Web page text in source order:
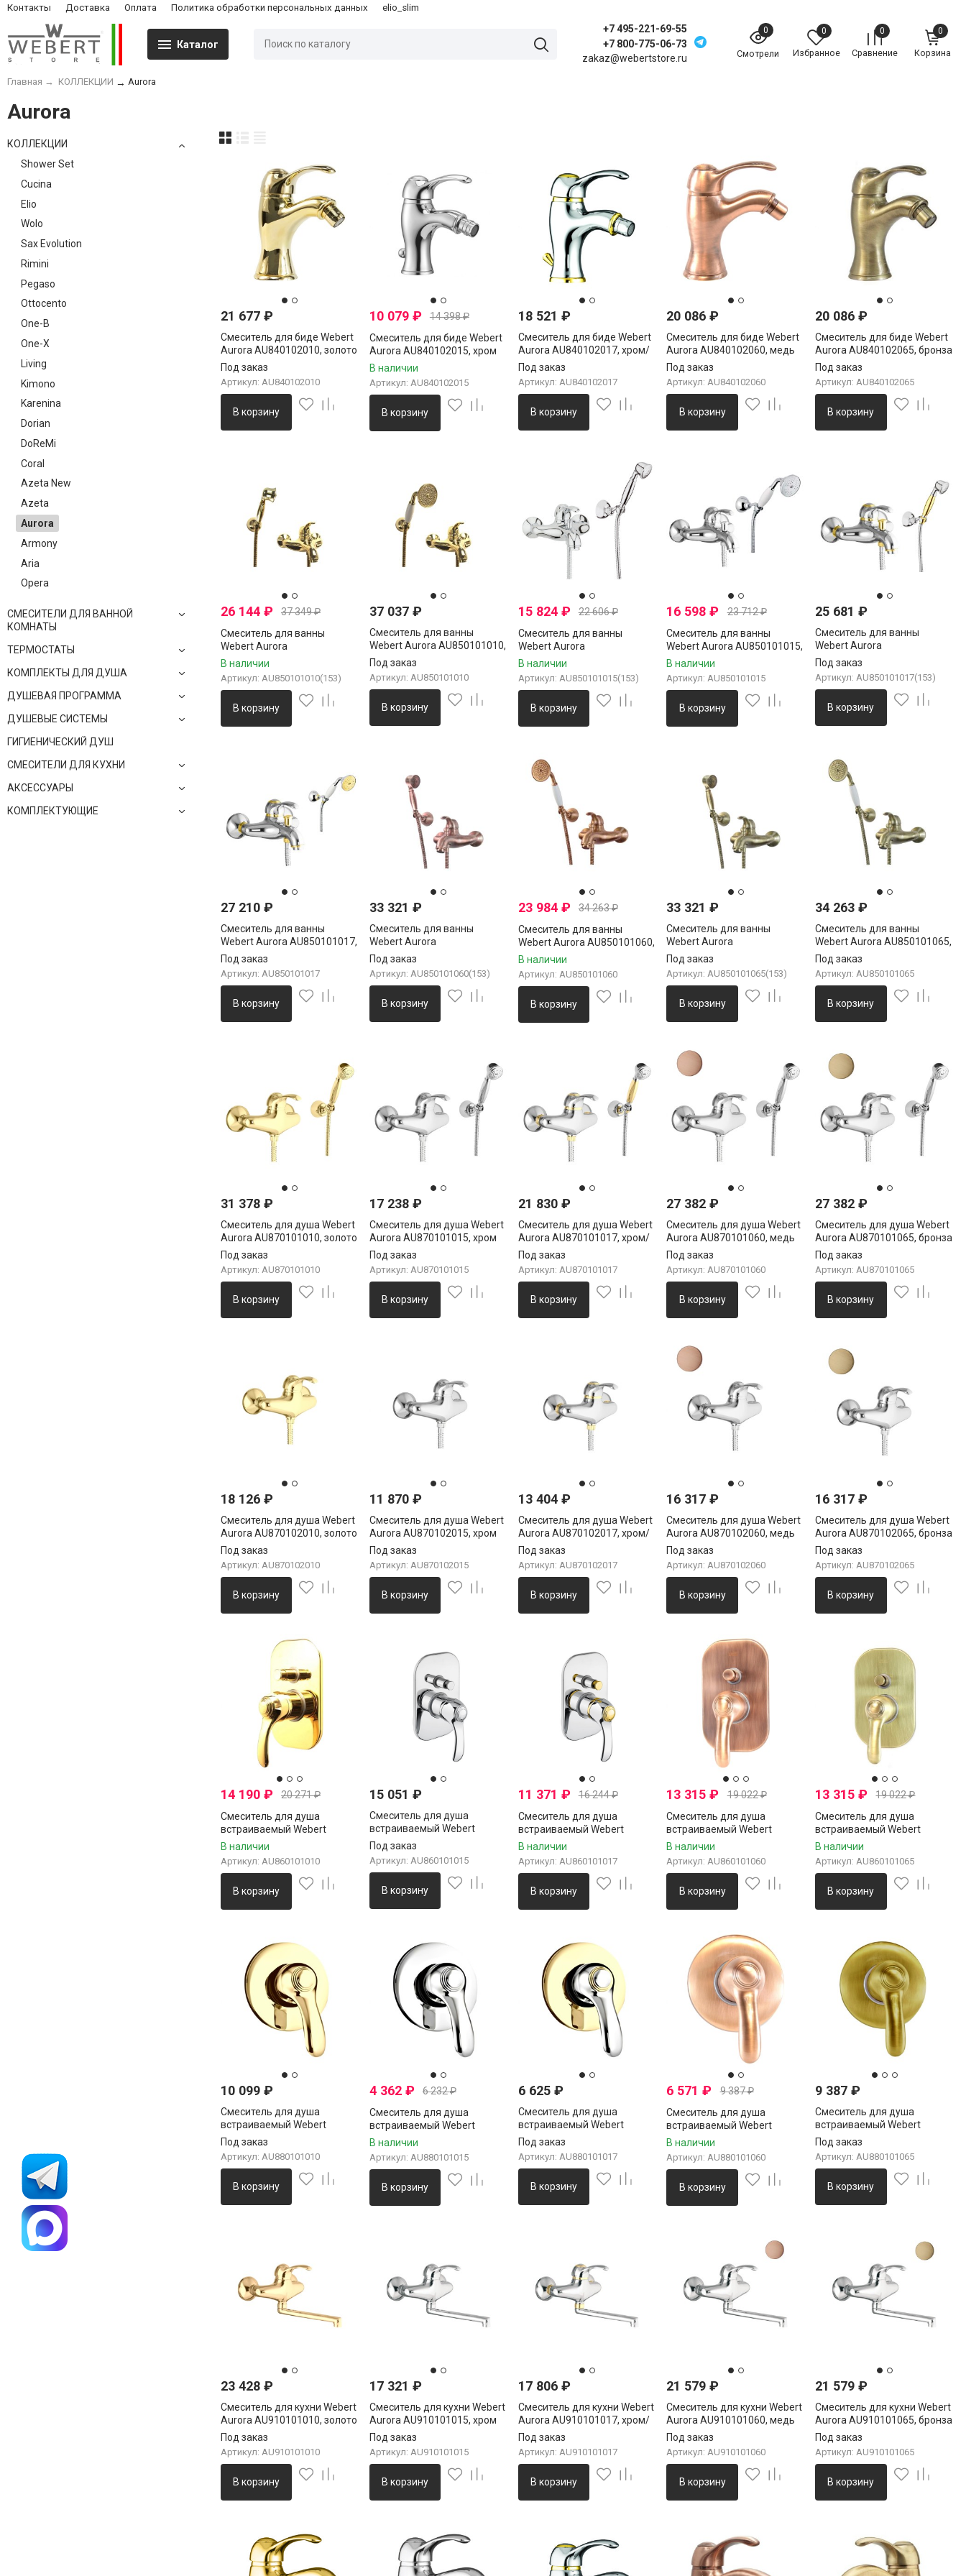
Контакты Доставка Оплата Политика обработки персональных данных elio_slim
Каталог
+7 495-221-69-55
+7 800-775-06-73
zakaz@webertstore.ru
0
Смотрели
0
Избранное
0
Сравнение
0
Корзина
Главная → КОЛЛЕКЦИИ → Aurora
Aurora
КОЛЛЕКЦИИ
Shower Set
Cucina
Elio
Wolo
Sax Evolution
Rimini
Pegaso
Ottocento
One-B
One-X
Living
Kimono
Karenina
Dorian
DoReMi
Coral
Azeta New
Azeta
Aurora
Armony
Aria
Opera
СМЕСИТЕЛИ ДЛЯ ВАННОЙ
КОМНАТЫ
ТЕРМОСТАТЫ
КОМПЛЕКТЫ ДЛЯ ДУША
ДУШЕВАЯ ПРОГРАММА
ДУШЕВЫЕ СИСТЕМЫ
ГИГИЕНИЧЕСКИЙ ДУШ
СМЕСИТЕЛИ ДЛЯ КУХНИ
АКСЕССУАРЫ
КОМПЛЕКТУЮЩИЕ
21 677 ₽
Смеситель для биде Webert
Aurora AU840102010, золото
Под заказ
Артикул: AU840102010
В корзину
10 079 ₽ 14 398₽
Смеситель для биде Webert
Aurora AU840102015, хром
В наличии
Артикул: AU840102015
В корзину
18 521 ₽
Смеситель для биде Webert
Aurora AU840102017, хром/
золото
Под заказ
Артикул: AU840102017
В корзину
20 086₽
Смеситель для биде Webert
Aurora AU840102060, медь
Под заказ
Артикул: AU840102060
В корзину
20 086₽
Смеситель для биде Webert
Aurora AU840102065, бронза
Под заказ
Артикул: AU840102065
В корзину
26 144 ₽ 37 349₽
Смеситель для ванны
Webert Aurora
AU850101010(153), золото
В наличии
Артикул: AU850101010(153)
В корзину
37 037 ₽
Смеситель для ванны
Webert Aurora AU850101010,
золото
Под заказ
Артикул: AU850101010
В корзину
15 824 ₽ 22 606₽
Смеситель для ванны
Webert Aurora
AU850101015(153), хром
В наличии
Артикул: AU850101015(153)
В корзину
16 598₽ 23 712₽
Смеситель для ванны
Webert Aurora AU850101015,
хром
В наличии
Артикул: AU850101015
В корзину
25 681₽
Смеситель для ванны
Webert Aurora
AU850101017(153), хром/
золото
Под заказ
Артикул: AU850101017(153)
В корзину
27 210 ₽
Смеситель для ванны
Webert Aurora AU850101017,
хром/золото
Под заказ
Артикул: AU850101017
В корзину
33 321 ₽
Смеситель для ванны
Webert Aurora
AU850101060(153), медь
Под заказ
Артикул: AU850101060(153)
В корзину
23 984 ₽ 34 263₽
Смеситель для ванны
Webert Aurora AU850101060,
медь
В наличии
Артикул: AU850101060
В корзину
33 321₽
Смеситель для ванны
Webert Aurora
AU850101065(153), бронза
Под заказ
Артикул: AU850101065(153)
В корзину
34 263₽
Смеситель для ванны
Webert Aurora AU850101065,
бронза
Под заказ
Артикул: AU850101065
В корзину
31 378 ₽
Смеситель для душа Webert
Aurora AU870101010, золото
Под заказ
Артикул: AU870101010
В корзину
17 238 ₽
Смеситель для душа Webert
Aurora AU870101015, хром
Под заказ
Артикул: AU870101015
В корзину
21 830 ₽
Смеситель для душа Webert
Aurora AU870101017, хром/
золото
Под заказ
Артикул: AU870101017
В корзину
27 382₽
Смеситель для душа Webert
Aurora AU870101060, медь
Под заказ
Артикул: AU870101060
В корзину
27 382₽
Смеситель для душа Webert
Aurora AU870101065, бронза
Под заказ
Артикул: AU870101065
В корзину
18 126 ₽
Смеситель для душа Webert
Aurora AU870102010, золото
Под заказ
Артикул: AU870102010
В корзину
11 870 ₽
Смеситель для душа Webert
Aurora AU870102015, хром
Под заказ
Артикул: AU870102015
В корзину
13 404 ₽
Смеситель для душа Webert
Aurora AU870102017, хром/
золото
Под заказ
Артикул: AU870102017
В корзину
16 317₽
Смеситель для душа Webert
Aurora AU870102060, медь
Под заказ
Артикул: AU870102060
В корзину
16 317₽
Смеситель для душа Webert
Aurora AU870102065, бронза
Под заказ
Артикул: AU870102065
В корзину
14 190 ₽ 20 271₽
Смеситель для душа
встраиваемый Webert
Aurora AU860101010, золото
В наличии
Артикул: AU860101010
В корзину
15 051 ₽
Смеситель для душа
встраиваемый Webert
Aurora AU860101015, хром
Под заказ
Артикул: AU860101015
В корзину
11 371 ₽ 16 244₽
Смеситель для душа
встраиваемый Webert
Aurora AU860101017, хром/
В наличии
Артикул: AU860101017
В корзину
13 315₽ 19 022₽
Смеситель для душа
встраиваемый Webert
Aurora AU860101060, медь
В наличии
Артикул: AU860101060
В корзину
13 315₽ 19 022₽
Смеситель для душа
встраиваемый Webert
Aurora AU860101065, бронза
В наличии
Артикул: AU860101065
В корзину
10 099 ₽
Смеситель для душа
встраиваемый Webert
Aurora AU880101010, золото
Под заказ
Артикул: AU880101010
В корзину
4 362 ₽ 6 232₽
Смеситель для душа
встраиваемый Webert
Aurora AU880101015, хром
В наличии
Артикул: AU880101015
В корзину
6 625 ₽
Смеситель для душа
встраиваемый Webert
Aurora AU880101017, хром/
золото
Под заказ
Артикул: AU880101017
В корзину
6 571₽ 9 387₽
Смеситель для душа
встраиваемый Webert
Aurora AU880101060, медь
В наличии
Артикул: AU880101060
В корзину
9 387₽
Смеситель для душа
встраиваемый Webert
Aurora AU880101065, бронза
Под заказ
Артикул: AU880101065
В корзину
23 428 ₽
Смеситель для кухни Webert
Aurora AU910101010, золото
Под заказ
Артикул: AU910101010
В корзину
17 321 ₽
Смеситель для кухни Webert
Aurora AU910101015, хром
Под заказ
Артикул: AU910101015
В корзину
17 806 ₽
Смеситель для кухни Webert
Aurora AU910101017, хром/
золото
Под заказ
Артикул: AU910101017
В корзину
21 579₽
Смеситель для кухни Webert
Aurora AU910101060, медь
Под заказ
Артикул: AU910101060
В корзину
21 579₽
Смеситель для кухни Webert
Aurora AU910101065, бронза
Под заказ
Артикул: AU910101065
В корзину